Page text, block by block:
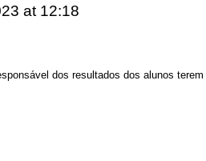
at 12:18
dos resultados dos alunos terem